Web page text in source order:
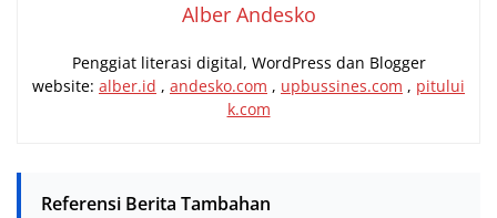
Alber Andesko
Penggiat literasi digital, WordPress dan Blogger
website: alber.id , andesko.com , upbussines.com , pitului
k.com
Referensi Berita Tambahan